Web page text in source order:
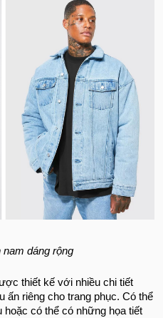
dáng rộng
thiết kế với nhiều chi tiết
ấn riêng cho trang phục. Có thể
hoặc có thể có những họa tiết